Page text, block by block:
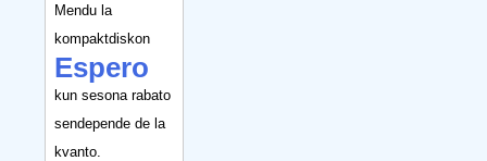
Mendu la
kompaktdiskon
Espero
kun sesona rabato
sendepende de la
kvanto.